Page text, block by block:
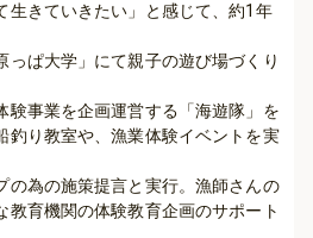
生きていきたい」と感じて、約1年
っぱ大学」にて親子の遊び場づくり
験事業を企画運営する「海遊隊」を
釣り教室や、漁業体験イベントを実
の為の施策提言と実行。漁師さんの
教育機関の体験教育企画のサポート